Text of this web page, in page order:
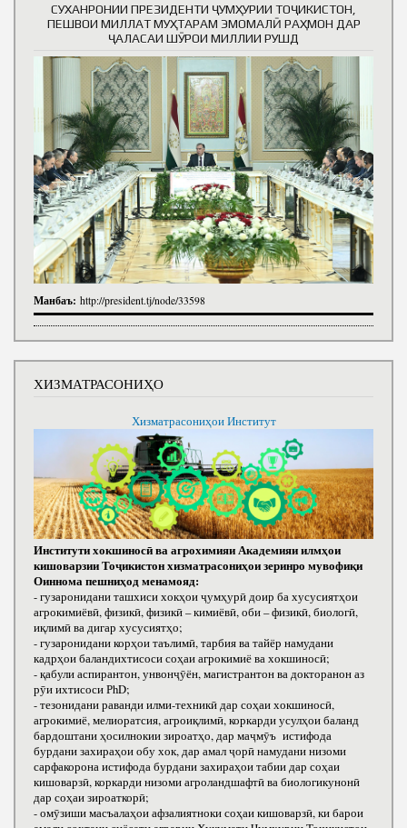
СУХАНРОНИИ ПРЕЗИДЕНТИ ҶУМҲУРИИ ТОҶИКИСТОН,
ПЕШВОИ МИЛЛАТ МУҲТАРАМ ЭМОМАЛӢ РАҲМОН ДАР
ҶАЛАСАИ ШӮРОИ МИЛЛИИ РУШД
Манбаъ: http://president.tj/node/33598
ХИЗМАТРАСОНИҲО
Хизматрасониҳои Институт
Институти хокшиносӣ ва агрохимияи Академияи илмҳои
кишоварзии Тоҷикистон хизматрасониҳои зеринро мувофиқи
Оиннома пешниҳод менамояд:
- гузаронидани ташхиси хокҳои ҷумҳурӣ доир ба хусусиятҳои
агрокимиёвӣ, физикӣ, физикӣ – кимиёвӣ, оби – физикӣ, биологӣ,
иқлимӣ ва дигар хусусиятҳо;
- гузаронидани корҳои таълимӣ, тарбия ва тайёр намудани
кадрҳои баландихтисоси соҳаи агрокимиё ва хокшиносӣ;
- қабули аспирантон, унвонҷӯён, магистрантон ва докторанон аз
рӯи ихтисоси РhD;
- тезонидани раванди илми-техникӣ дар соҳаи хокшиносӣ,
агрокимиё, мелиоратсия, агроиқлимӣ, коркарди усулҳои баланд
бардоштани ҳосилнокии зироатҳо, дар маҷмӯъ истифода
бурдани захираҳои обу хок, дар амал ҷорӣ намудани низоми
сарфакорона истифода бурдани захираҳои табии дар соҳаи
кишоварзӣ, коркарди низоми агроландшафтӣ ва биологикунонӣ
дар соҳаи зироаткорӣ;
- омӯзиши масъалаҳои афзалиятноки соҳаи кишоварзӣ, ки барои